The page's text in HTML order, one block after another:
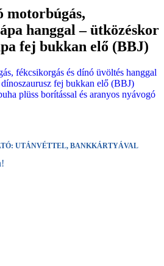
motorbúgás,
hanggal – ütközéskor
fej bukkan elő (BBJ)
fékcsikorgás és dínó üvöltés hanggal
fej bukkan elő (BBJ)
plüss borítással és aranyos nyávogó
UTÁNVÉTTEL, BANKKÁRTYÁVAL